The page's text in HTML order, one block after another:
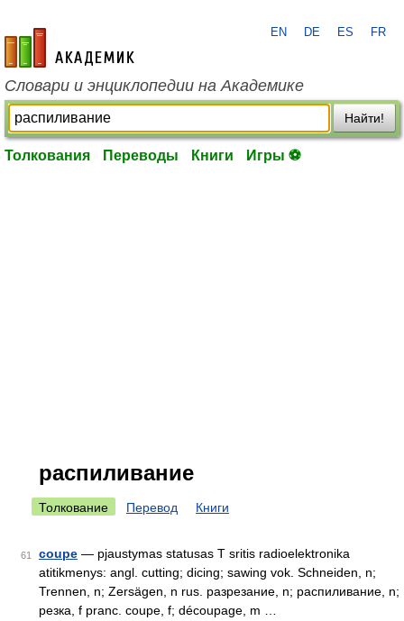
academic.ru
EN DE ES FR
Словари и энциклопедии на Академике
Найти!
Толкования Переводы Книги Игры ⚽
распиливание
Толкование Перевод Книги
61 coupe — pjaustymas statusas T sritis radioelektronika
atitikmenys: angl. cutting; dicing; sawing vok. Schneiden, n;
Trennen, n; Zersägen, n rus. разрезание, n; распиливание, n;
резка, f pranc. coupe, f; découpage, m …